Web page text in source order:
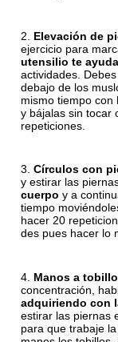
Elevación de
ejercicio para
utensilio te
actividades.
debajo de los
mismo tiempo con
y bájalas sin tocar
repeticiones.
Círculos con
y estirar las
cuerpo y a
tiempo
hacer 20
des pues hacer lo
Manos a
concentración,
adquiriendo con
estirar las piernas
para que trabaje